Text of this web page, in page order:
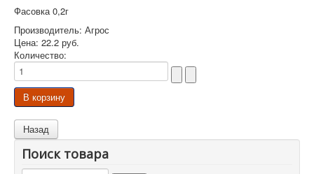
Фасовка 0,2г
Производитель: Агрос
Цена: 22.2 руб.
Количество:
Поиск товара